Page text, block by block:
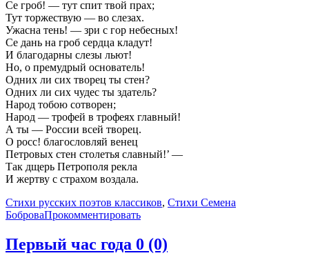
Се гроб! — тут спит твой прах;
Тут торжествую — во слезах.
Ужасна тень! — зри с гор небесных!
Се дань на гроб сердца кладут!
И благодарны слезы льют!
Но, о премудрый основатель!
Одних ли сих творец ты стен?
Одних ли сих чудес ты здатель?
Народ тобою сотворен;
Народ — трофей в трофеях главный!
А ты — России всей творец.
О росс! благословляй венец
Петровых стен столетья славный!’ —
Так дщерь Петрополя рекла
И жертву с страхом воздала.
Стихи русских поэтов классиков, Стихи Семена
БоброваПрокомментировать
Первый час года 0 (0)